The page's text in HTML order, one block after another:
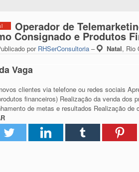
Operador de
Consignado e Produtos
por RHSerConsultoria – Natal, Rio
Vaga
clientes via telefone ou redes sociais
financeiros) Realização da venda dos
de metas e resultados Realização de